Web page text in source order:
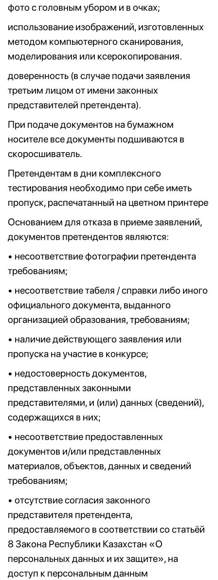
фото с головным убором и в очках;
использование изображений, изготовленных
методом компьютерного сканирования,
моделирования или ксерокопирования.
доверенность (в случае подачи заявления
третьим лицом от имени законных
представителей претендента).
При подаче документов на бумажном
носителе все документы подшиваются в
скоросшиватель.
Претендентам в дни комплексного
тестирования необходимо при себе иметь
пропуск, распечатанный на цветном принтере
Основанием для отказа в приеме заявлений,
документов претендентов являются:
• несоответствие фотографии претендента
требованиям;
• несоответствие табеля / справки либо иного
официального документа, выданного
организацией образования, требованиям;
• наличие действующего заявления или
пропуска на участие в конкурсе;
• недостоверность документов,
представленных законными
представителями, и (или) данных (сведений),
содержащихся в них;
• несоответствие предоставленных
документов и/или представленных
материалов, объектов, данных и сведений
требованиям;
• отсутствие согласия законного
представителя претендента,
предоставляемого в соответствии со статьёй
8 Закона Республики Казахстан «О
персональных данных и их защите», на
доступ к персональным данным